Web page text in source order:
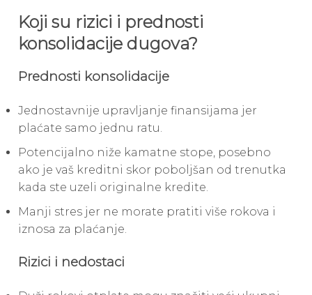
Koji su rizici i prednosti
konsolidacije dugova?
Prednosti konsolidacije
Jednostavnije upravljanje finansijama jer
plaćate samo jednu ratu.
Potencijalno niže kamatne stope, posebno
ako je vaš kreditni skor poboljšan od trenutka
kada ste uzeli originalne kredite.
Manji stres jer ne morate pratiti više rokova i
iznosa za plaćanje.
Rizici i nedostaci